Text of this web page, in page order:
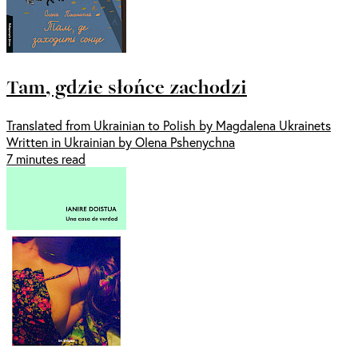
Tam, gdzie słońce zachodzi
Translated from Ukrainian to Polish by Magdalena Ukrainets
Written in Ukrainian by Olena Pshenychna
7 minutes read